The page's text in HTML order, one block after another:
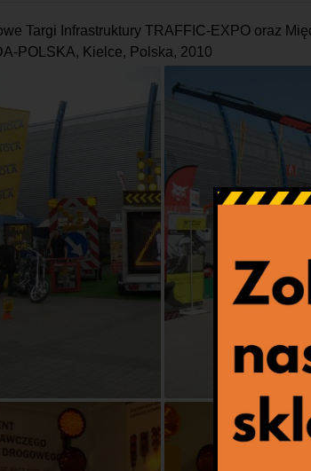
Targi Infrastruktury TRAFFIC-EXPO oraz
POLSKA, Kielce, Polska, 2010